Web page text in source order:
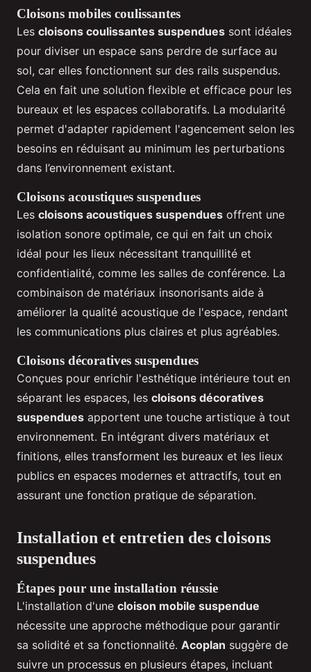
Cloisons mobiles coulissantes
Les cloisons coulissantes suspendues sont idéales
pour diviser un espace sans perdre de surface au
sol, car elles fonctionnent sur des rails suspendus.
Cela en fait une solution flexible et efficace pour les
bureaux et les espaces collaboratifs. La modularité
permet d'adapter rapidement l'agencement selon les
besoins en réduisant au minimum les perturbations
dans l’environnement existant.
Cloisons acoustiques suspendues
Les cloisons acoustiques suspendues offrent une
isolation sonore optimale, ce qui en fait un choix
idéal pour les lieux nécessitant tranquillité et
confidentialité, comme les salles de conférence. La
combinaison de matériaux insonorisants aide à
améliorer la qualité acoustique de l'espace, rendant
les communications plus claires et plus agréables.
Cloisons décoratives suspendues
Conçues pour enrichir l'esthétique intérieure tout en
séparant les espaces, les cloisons décoratives
suspendues apportent une touche artistique à tout
environnement. En intégrant divers matériaux et
finitions, elles transforment les bureaux et les lieux
publics en espaces modernes et attractifs, tout en
assurant une fonction pratique de séparation.
Installation et entretien des cloisons
suspendues
Étapes pour une installation réussie
L'installation d'une cloison mobile suspendue
nécessite une approche méthodique pour garantir
sa solidité et sa fonctionnalité. Acoplan suggère de
suivre un processus en plusieurs étapes, incluant